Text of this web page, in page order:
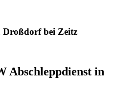
bei Zeitz
Abschleppdienst in